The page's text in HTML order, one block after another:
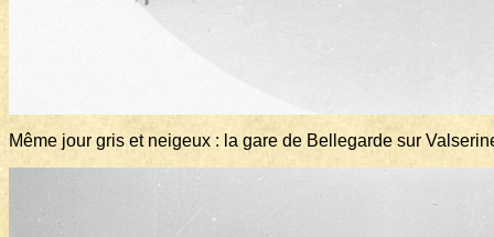
Même jour gris et neigeux : la gare de Bellegarde sur